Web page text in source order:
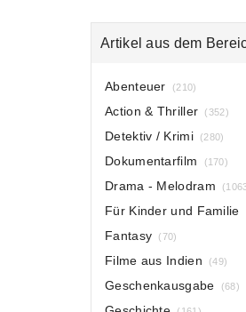
Artikel aus dem
Abenteuer (210)
Action & Thriller (352)
Detektiv / Krimi (280)
Dokumentarfilm (170)
Drama - Melodram
Für Kinder und Familie
Fantasy (70)
Filme aus Indien (49)
Geschenkausgabe (68)